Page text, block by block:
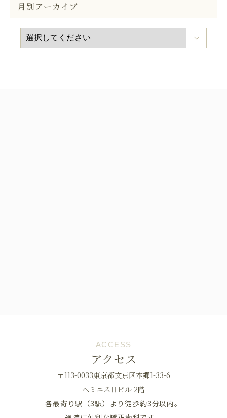
月別アーカイブ
ACCESS
アクセス
〒113-0033東京都文京区本郷1-33-6
へミニスⅡビル 2階
各最寄り駅（3駅）より徒歩約3分以内。